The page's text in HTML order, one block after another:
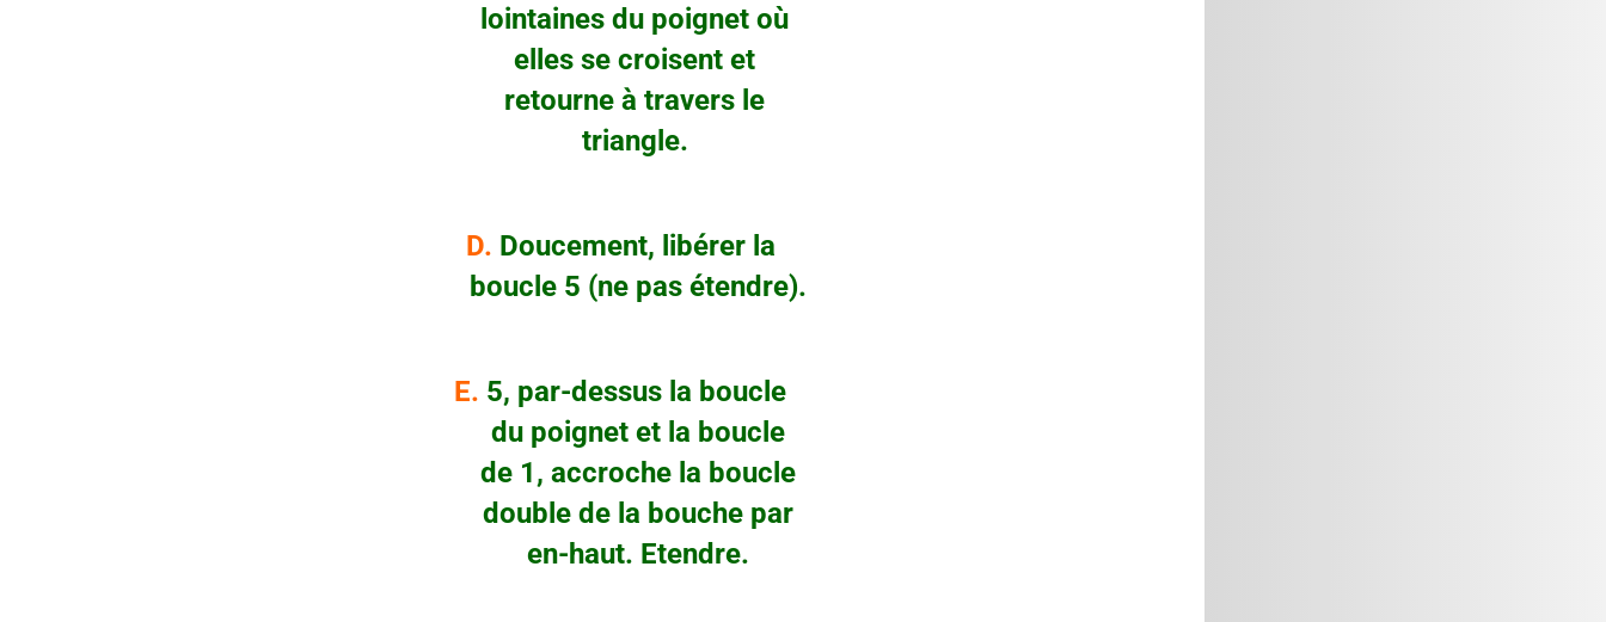
lointaines du poignet où
elles se croisent et
retourne à travers le
triangle.
D. Doucement, libérer la
boucle 5 (ne pas étendre).
E. 5, par-dessus la boucle
du poignet et la boucle
de 1, accroche la boucle
double de la bouche par
en-haut. Etendre.